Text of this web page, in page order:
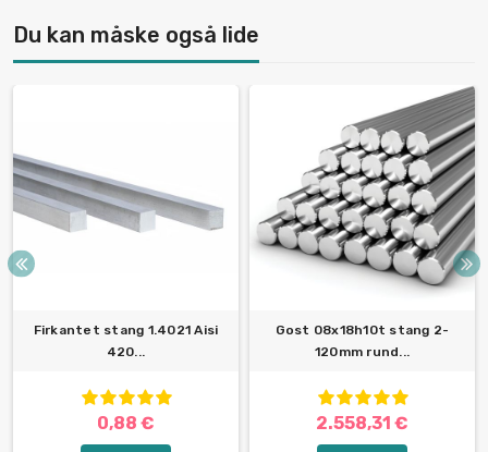
Du kan måske også lide
Firkantet stang 1.4021 Aisi
420...
0,88 €
Gost 08x18h10t stang 2-
120mm rund...
2.558,31 €